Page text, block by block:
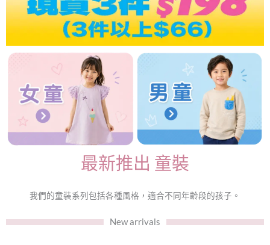
最新推出 童裝
我們的童裝系列包括各種風格，適合不同年齡段的孩子。
New arrivals